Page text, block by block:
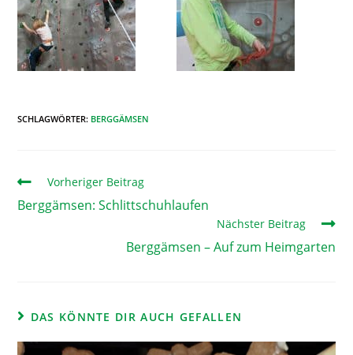
SCHLAGWÖRTER: BERGGÄMSEN
Vorheriger Beitrag
Berggämsen: Schlittschuhlaufen
Nächster Beitrag
Berggämsen – Auf zum Heimgarten
DAS KÖNNTE DIR AUCH GEFALLEN